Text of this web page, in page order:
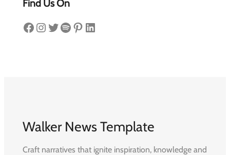
Find Us On
Facebook Instagram Twitter Spotify Pinterest LinkedIn
Walker News Template
Craft narratives that ignite inspiration, knowledge and